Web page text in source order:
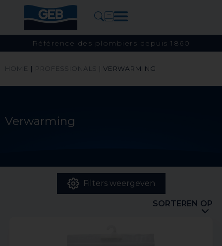
Référence des plombiers depuis 1860
HOME | PROFESSIONALS | VERWARMING
Verwarming
Filters weergeven
SORTEREN OP